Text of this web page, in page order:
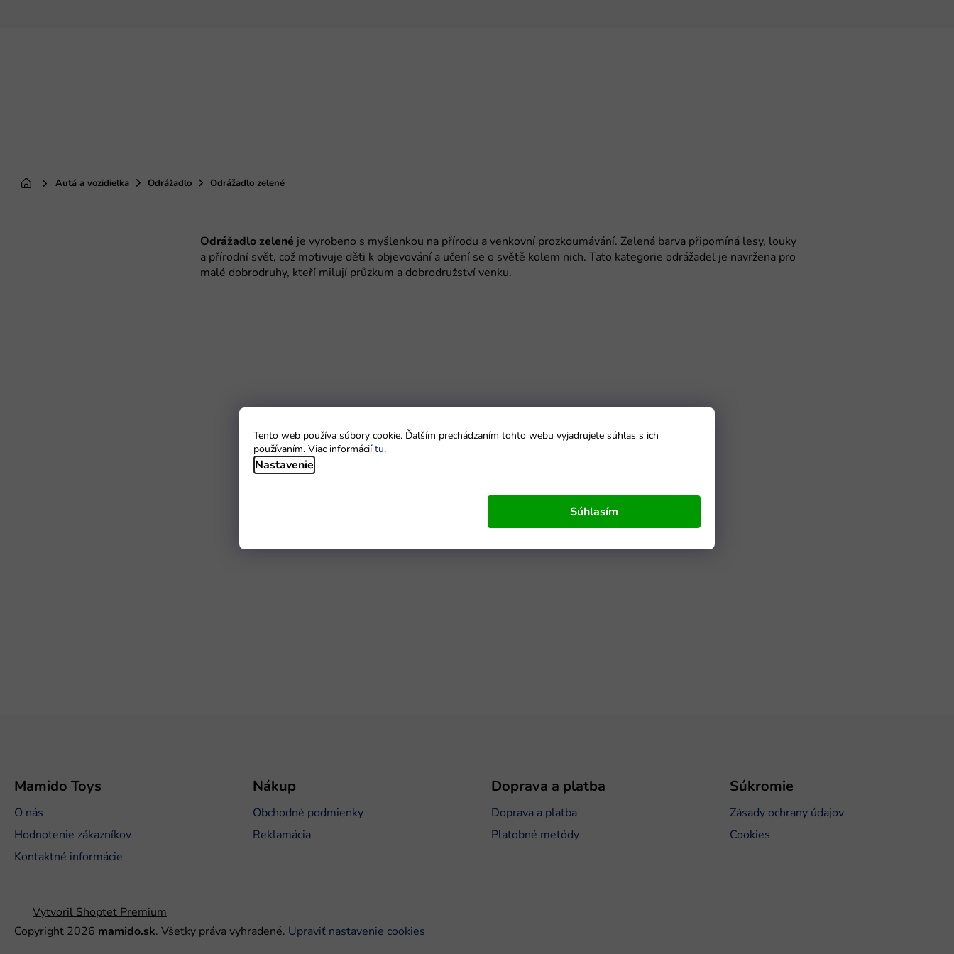
Tento web používa súbory cookie. Ďalším prechádzaním tohto webu vyjadrujete súhlas s ich
používaním. Viac informáciítu.
Nastavenie
Súhlasím
DomovAutá a vozidielka Odrážadlo Odrážadlo zelené
Odrážadlo zelené je vyrobeno s myšlenkou na přírodu a venkovní prozkoumávání. Zelená barva připomíná lesy, louky
a přírodní svět, což motivuje děti k objevování a učení se o světě kolem nich. Tato kategorie odrážadel je navržena pro
malé dobrodruhy, kteří milují průzkum a dobrodružství venku.
Mamido Toys
O nás
Hodnotenie zákazníkov
Kontaktné informácie
Nákup
Obchodné podmienky
Reklamácia
Doprava a platba
Doprava a platba
Platobné metódy
Súkromie
Zásady ochrany údajov
Cookies
Vytvoril Shoptet Premium
Copyright 2026 mamido.sk. Všetky práva vyhradené. Upraviť nastavenie cookies